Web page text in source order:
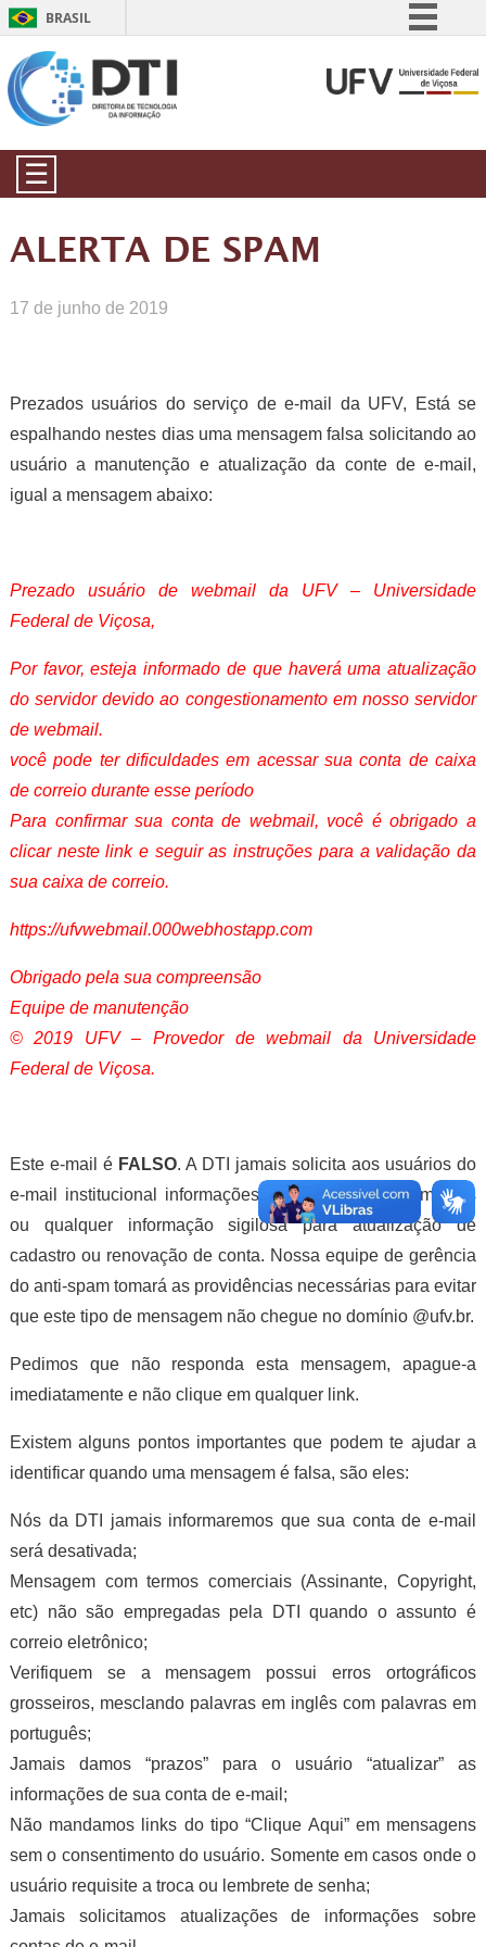
BRASIL
Comunica BR
☰
ALERTA DE SPAM
17 de junho de 2019
Prezados usuários do serviço de e-mail da UFV, Está se
espalhando nestes dias uma mensagem falsa solicitando ao
usuário a manutenção e atualização da conte de e-mail,
igual a mensagem abaixo:
Prezado usuário de webmail da UFV – Universidade
Federal de Viçosa,
Por favor, esteja informado de que haverá uma atualização
do servidor devido ao congestionamento em nosso servidor
de webmail.
você pode ter dificuldades em acessar sua conta de caixa
de correio durante esse período
Para confirmar sua conta de webmail, você é obrigado a
clicar neste link e seguir as instruções para a validação da
sua caixa de correio.
https://ufvwebmail.000webhostapp.com
Obrigado pela sua compreensão
Equipe de manutenção
© 2019 UFV – Provedor de webmail da Universidade
Federal de Viçosa.
Este e-mail é FALSO. A DTI jamais solicita aos usuários do
e-mail institucional informações como: senha, documentos
ou qualquer informação sigilosa para atualização de
cadastro ou renovação de conta. Nossa equipe de gerência
do anti-spam tomará as providências necessárias para evitar
que este tipo de mensagem não chegue no domínio @ufv.br.
Pedimos que não responda esta mensagem, apague-a
imediatamente e não clique em qualquer link.
Existem alguns pontos importantes que podem te ajudar a
identificar quando uma mensagem é falsa, são eles:
Nós da DTI jamais informaremos que sua conta de e-mail
será desativada;
Mensagem com termos comerciais (Assinante, Copyright,
etc) não são empregadas pela DTI quando o assunto é
correio eletrônico;
Verifiquem se a mensagem possui erros ortográficos
grosseiros, mesclando palavras em inglês com palavras em
português;
Jamais damos “prazos” para o usuário “atualizar” as
informações de sua conta de e-mail;
Não mandamos links do tipo “Clique Aqui” em mensagens
sem o consentimento do usuário. Somente em casos onde o
usuário requisite a troca ou lembrete de senha;
Jamais solicitamos atualizações de informações sobre